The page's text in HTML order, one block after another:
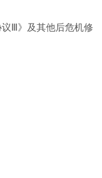
Ⅲ》及其他后危机修